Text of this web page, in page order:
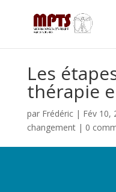
Les
thérapie
par Frédéric| Fév 10,
changement| 0